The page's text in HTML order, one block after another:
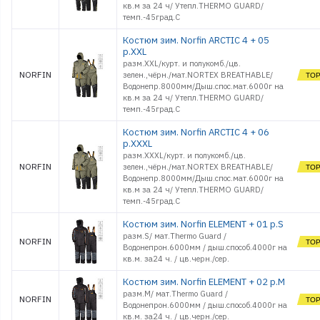
кв.м за 24 ч/ Утепл.THERMO GUARD/
темп.-45град.С
NORFIN
Костюм зим. Norfin ARCTIC 4 + 05
р.XXL
разм.XXL/курт. и полукомб./цв.
зелен.,чёрн./мат.NORTEX BREATHABLE/
Водонепр.8000мм/Дыш.спос.мат.6000г на
кв.м за 24 ч/ Утепл.THERMO GUARD/
темп.-45град.С
NORFIN
Костюм зим. Norfin ARCTIC 4 + 06
р.XXXL
разм.XXXL/курт. и полукомб./цв.
зелен.,чёрн./мат.NORTEX BREATHABLE/
Водонепр.8000мм/Дыш.спос.мат.6000г на
кв.м за 24 ч/ Утепл.THERMO GUARD/
темп.-45град.С
NORFIN
Костюм зим. Norfin ELEMENT + 01 р.S
разм.S/ мат.Thermo Guard /
Водонепрон.6000мм / дыш.способ.4000г на
кв.м. за24 ч. / цв.черн./сер.
NORFIN
Костюм зим. Norfin ELEMENT + 02 р.M
разм.M/ мат.Thermo Guard /
Водонепрон.6000мм / дыш.способ.4000г на
кв.м. за24 ч. / цв.черн./сер.